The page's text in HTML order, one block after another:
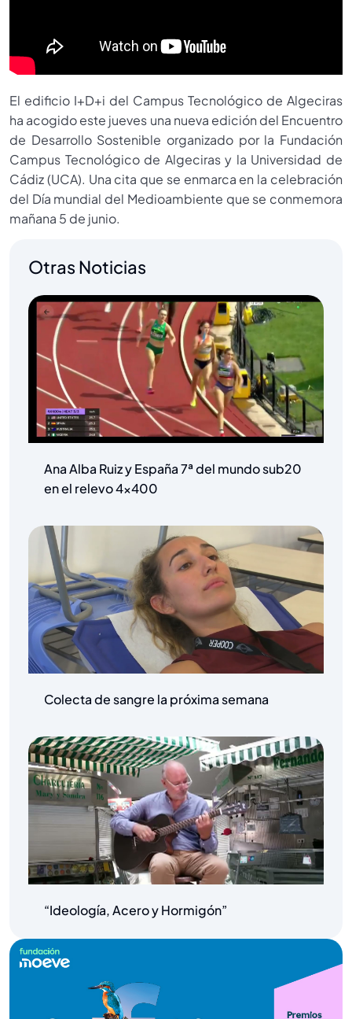
El edificio I+D+i del Campus Tecnológico de Algeciras
ha acogido este jueves una nueva edición del Encuentro
de Desarrollo Sostenible organizado por la Fundación
Campus Tecnológico de Algeciras y la Universidad de
Cádiz (UCA). Una cita que se enmarca en la celebración
del Día mundial del Medioambiente que se conmemora
mañana 5 de junio.
Otras Noticias
Ana Alba Ruiz y España 7ª del mundo sub20
en el relevo 4×400
Colecta de sangre la próxima semana
“Ideología, Acero y Hormigón”